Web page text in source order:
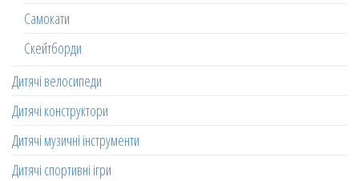
Самокати
Скейтборди
Дитячі велосипеди
Дитячі конструктори
Дитячі музичні інструменти
Дитячі спортивні ігри